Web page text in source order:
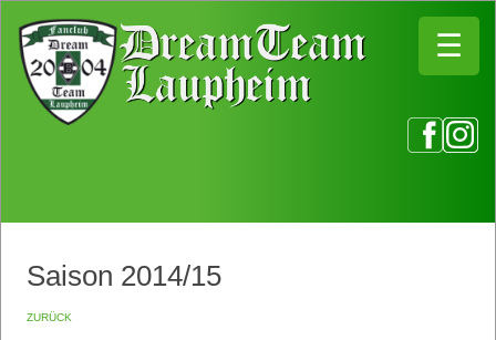
☰
☰
Saison 2014/15
zurück